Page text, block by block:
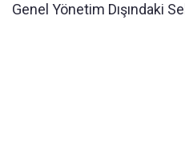
Genel Yönetim Dışındaki